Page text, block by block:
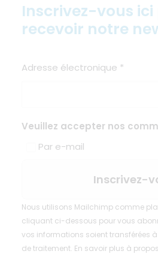
Inscrivez-vous
recevoir notre
Adresse électronique *
Veuillez accepter nos
Par e-mail
Nous utilisons Mailchimp comme
cliquant ci-dessous pour vous
vos informations soient transférées
de traitement. En savoir plus à